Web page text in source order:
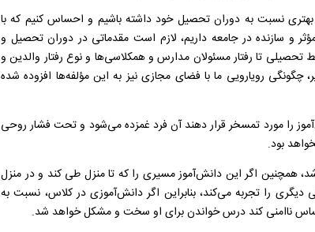
بهتری نسبت به دوران تحصیل خود داشته باشیم و احساس کنیم که با
و سازنده در جامعه داریم، لازم است مقدماتی در دوران تحصیل و
تا رفتار مسئولان مدارس و همکلاسی‌ها و نوع رفتار والدین و
رویارویی ما با فضای مجازی نیز به این مؤلفه‌ها افزوده شده
را مورد تمسخر قرار دهند آن فرد غمزده می‌شود و تحت فشار روحی
بود.
همچنین اگر این دانش‌آموز مسیری را که تا منزل طی کند و در منزل
دیگری را تجربه می‌کند، بنابراین اگر دانش‌آموزی در کلاس، نسبت به
ناامنی کند درس خواندن برای او سخت و مشکل خواهد شد.